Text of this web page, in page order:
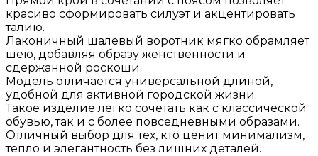
красиво сформировать силуэт и акцентировать
талию.
Лаконичный шалевый воротник мягко обрамляет
шею, добавляя образу женственности и
сдержанной роскоши.
Модель отличается универсальной длиной,
удобной для активной городской жизни.
Такое изделие легко сочетать как с классической
обувью, так и с более повседневными образами.
Отличный выбор для тех, кто ценит минимализм,
тепло и элегантность без лишних деталей.